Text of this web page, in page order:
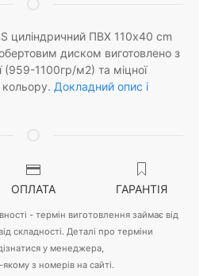
циліндричний ПВХ 110х40 cm
диском виготовлено з
(959-1100гр/м2) та міцної
Докладний опис і
ОПЛАТА ГАРАНТІЯ
- термін виготовлення займає від
складності. Деталі про терміни
у менеджера,
з номерів на сайті.